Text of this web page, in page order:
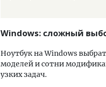
Windows: сложный
Ноутбук на Windows
моделей и сотни
узких задач.